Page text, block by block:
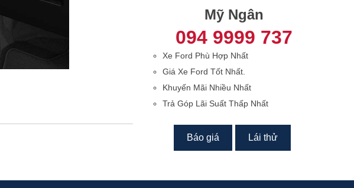
Mỹ Ngân
094 9999 737
Xe Ford Phù Hợp Nhất
Giá Xe Ford Tốt Nhất.
Khuyến Mãi Nhiều Nhất
Trả Góp Lãi Suất Thấp Nhất
Báo giá Lái thử